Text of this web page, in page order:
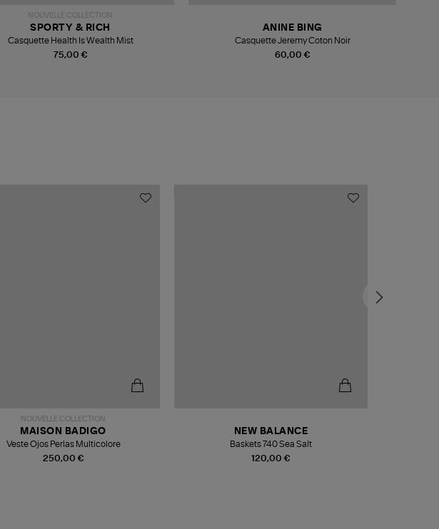
NOUVELLE COLLECTION
75,00 €
SPORTY & RICH
Casquette Health Is Wealth Mist
60,00 €
ANINE BING
Casquette Jeremy Coton Noir
NOUVELLE COLLECTION
250,00 €
MAISON BADIGO
Veste Ojos Perlas Multicolore
120,00 €
NEW BALANCE
Baskets 740 Sea Salt